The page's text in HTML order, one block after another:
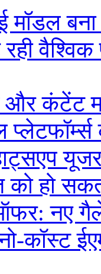
मॉडल
वैश्विक
और कंटेंट
को हो
नए
कॉस्ट